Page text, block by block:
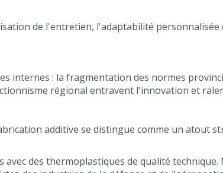
de l'entretien, l'adaptabilité
internes : la fragmentation des normes
régional entravent l'innovation et
additive se distingue comme un atout
des thermoplastiques de qualité